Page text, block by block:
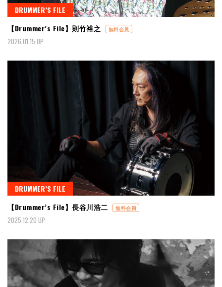
DRUMMER’S FILE
【Drummer’s File】則竹裕之
無料会員
2026.01.15 UP
DRUMMER’S FILE
【Drummer’s File】長谷川浩二
無料会員
2025.12.20 UP